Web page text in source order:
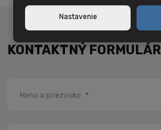
KONTAKTNÝ FORMULÁR
Meno a priezvisko *
Nastavenie